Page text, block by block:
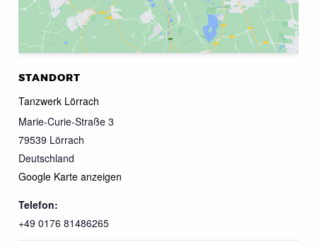
STANDORT
Tanzwerk Lörrach
Marie-Curie-Straße 3
79539 Lörrach
Deutschland
Google Karte anzeigen
Telefon:
+49 0176 81486265